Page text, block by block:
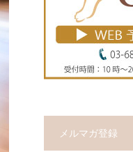
メルマガ登録